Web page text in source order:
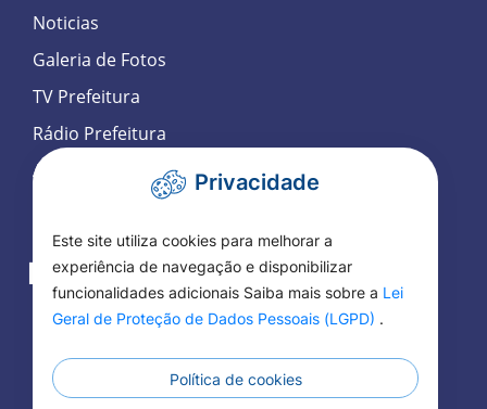
Noticias
Galeria de Fotos
TV Prefeitura
Rádio Prefeitura
Agenda de Eventos
Participação Social Eletrônica
Fale Conosco
SIC
Ouvidoria
Telefones Úteis
Privacidade
Este site utiliza cookies para melhorar a
experiência de navegação e disponibilizar
funcionalidades adicionais Saiba mais sobre a Lei
Geral de Proteção de Dados Pessoais (LGPD) .
Política de cookies